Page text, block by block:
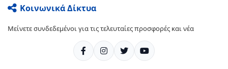
Κοινωνικά Δίκτυα
Μείνετε συνδεδεμένοι για τις τελευταίες προσφορές και νέα